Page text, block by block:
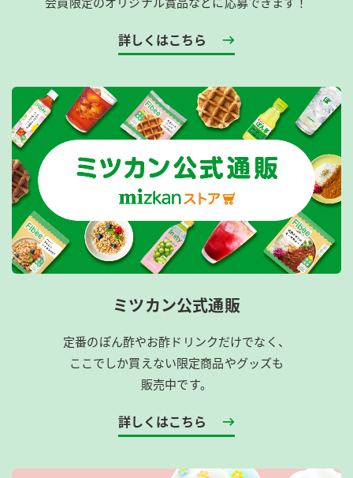
詳しくはこちら
ミツカン公式通販
定番のぽん酢やお酢ドリンクだけでなく、
ここでしか買えない限定商品やグッズも
販売中です。
詳しくはこちら